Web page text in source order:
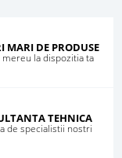
MARI DE PRODUSE
la dispozitia ta
TEHNICA
de specialistii nostri